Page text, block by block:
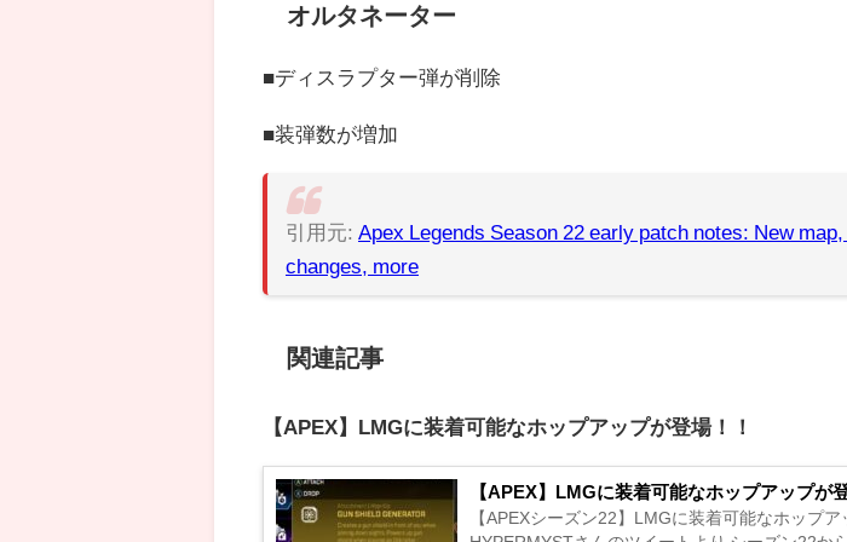
オルタネーター
■ディスラプター弾が削除
■装弾数が増加
引用元: Apex Legends Season 22 early patch notes: New
changes, more
関連記事
【APEX】LMGに装着可能なホップアップが登場！！
【APEX】LMGに装着可能なホップアップが
【APEXシーズン22】LMGに装着可能なホップア